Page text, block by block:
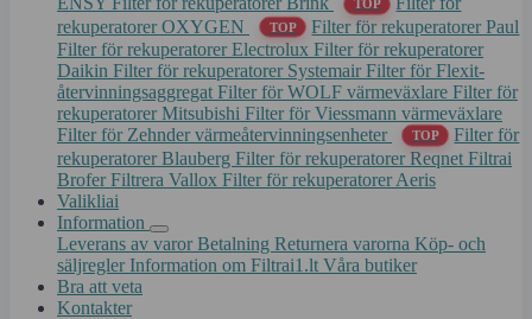
TOP
rekuperatorer OXYGEN
TOP
Filter för rekuperatorer Paul
Filter för rekuperatorer Electrolux Filter för rekuperatorer
Daikin Filter för rekuperatorer Systemair Filter för Flexit-
återvinningsaggregat Filter för WOLF värmeväxlare Filter för
rekuperatorer Mitsubishi Filter för Viessmann värmeväxlare
Filter för Zehnder värmeåtervinningsenheter
TOP
Filter för
rekuperatorer Blauberg Filter för rekuperatorer Reqnet Filtrai
Brofer Filtrera Vallox Filter för rekuperatorer Aeris
Valikliai
Information
Leverans av varor Betalning Returnera varorna Köp- och
säljregler Information om Filtrai1.lt Våra butiker
Bra att veta
Kontakter